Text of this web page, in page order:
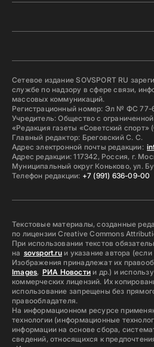
Сетевое издание SOVSPORT RU
службе по надзору в сфере связи,
массовых коммуникаций.
Регистрационный номер: Эл № ФС 77-
Учредитель: Общество с
«Редакция газеты «Советский
Главный редактор: Бреговский С. С.
Адрес электронной почты редакции:
Адрес редакции: 117342, Россия, г.
Муниципальный округ Коньково, ул.
Телефон редакции: +7 (991) 636-09-00
Текстовые материалы, созданные
по лицензии Creative Commons
При использовании текстов
на sovsport.ruи указание автора (если
Изображения принадлежат их
Images, РИА Новостии др.) и
коммерческих лицензий. Их
использование запрещены без
правообладателя.
На информационном ресурсе
технологии (информационные
информации на основе сбора,
сведений, относящихся к